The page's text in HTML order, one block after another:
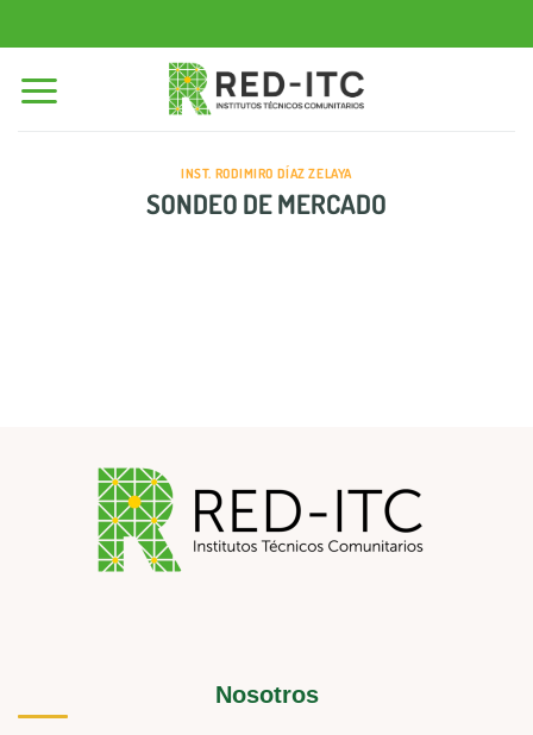
al
contenido
INST. RODIMIRO DÍAZ ZELAYA
SONDEO DE MERCADO
Nosotros